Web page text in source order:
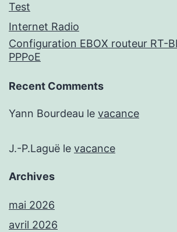
Test
Internet Radio
Configuration EBOX routeur RT-
PPPoE
Recent Comments
Yann Bourdeau le vacance
J.-P.Laguë le vacance
Archives
mai 2026
avril 2026